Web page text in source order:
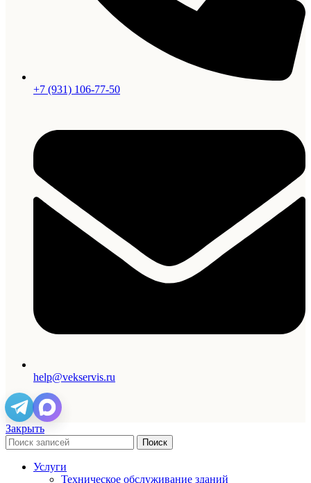
+7 (931) 106-77-50
help@vekservis.ru
Закрыть
Поиск
Услуги
Техническое обслуживание зданий